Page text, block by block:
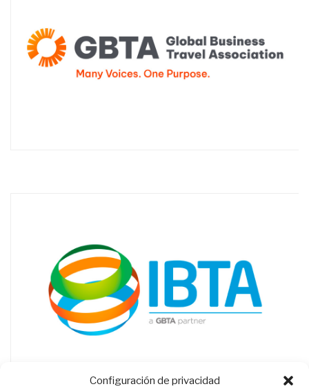
Configuración de privacidad